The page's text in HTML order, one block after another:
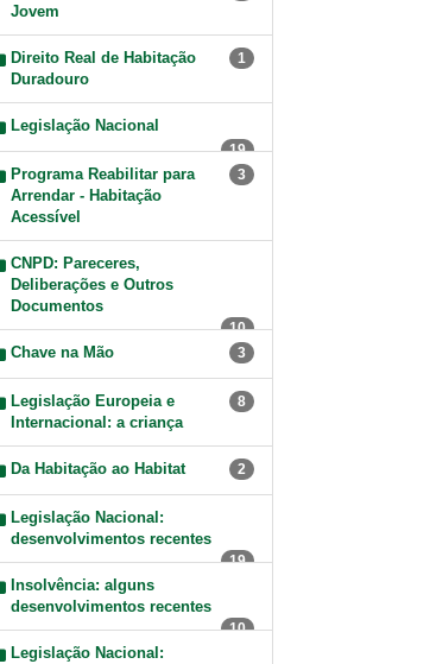
Jovem
Direito Real de Habitação
Duradouro
1
Legislação Nacional
19
Programa Reabilitar para
Arrendar - Habitação
Acessível
3
CNPD: Pareceres,
Deliberações e Outros
Documentos
10
Chave na Mão 3
Legislação Europeia e
Internacional: a criança
8
Da Habitação ao Habitat 2
Legislação Nacional:
desenvolvimentos recentes
19
Insolvência: alguns
desenvolvimentos recentes
10
Legislação Nacional: